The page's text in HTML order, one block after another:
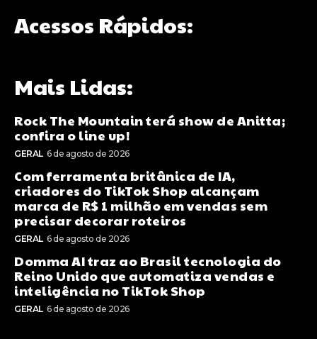
Acessos Rápidos:
Mais Lidas:
Rock The Mountain terá show de Anitta;
confira o line up!
GERAL 6 de agosto de 2026
Com ferramenta britânica de IA,
criadores do TikTok Shop alcançam
marca de R$ 1 milhão em vendas sem
precisar decorar roteiros
GERAL 6 de agosto de 2026
Domma AI traz ao Brasil tecnologia do
Reino Unido que automatiza vendas e
inteligência no TikTok Shop
GERAL 6 de agosto de 2026